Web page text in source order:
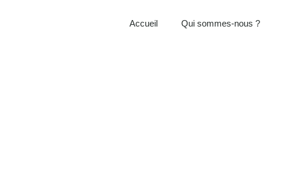
Accueil Qui sommes-nous ?